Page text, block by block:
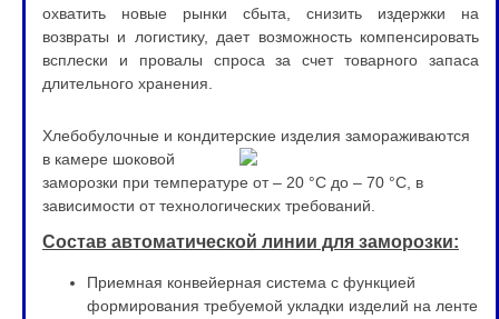
охватить новые рынки сбыта, снизить издержки на
возвраты и логистику, дает возможность компенсировать
всплески и провалы спроса за счет товарного запаса
длительного хранения.
Хлебобулочные и кондитерские изделия замораживаются
в камере шоковой
заморозки при температуре от – 20 °C до – 70 °C, в
зависимости от технологических требований.
Состав автоматической линии для заморозки:
Приемная конвейерная система с функцией
формирования требуемой укладки изделий на ленте